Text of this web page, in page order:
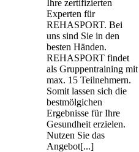
Ihre zertifizierten
Experten für
REHASPORT. Bei
uns sind Sie in den
besten Händen.
REHASPORT findet
als Gruppentraining mit
max. 15 Teilnehmern.
Somit lassen sich die
bestmölgichen
Ergebnisse für Ihre
Gesundheit erzielen.
Nutzen Sie das
Angebot[...]